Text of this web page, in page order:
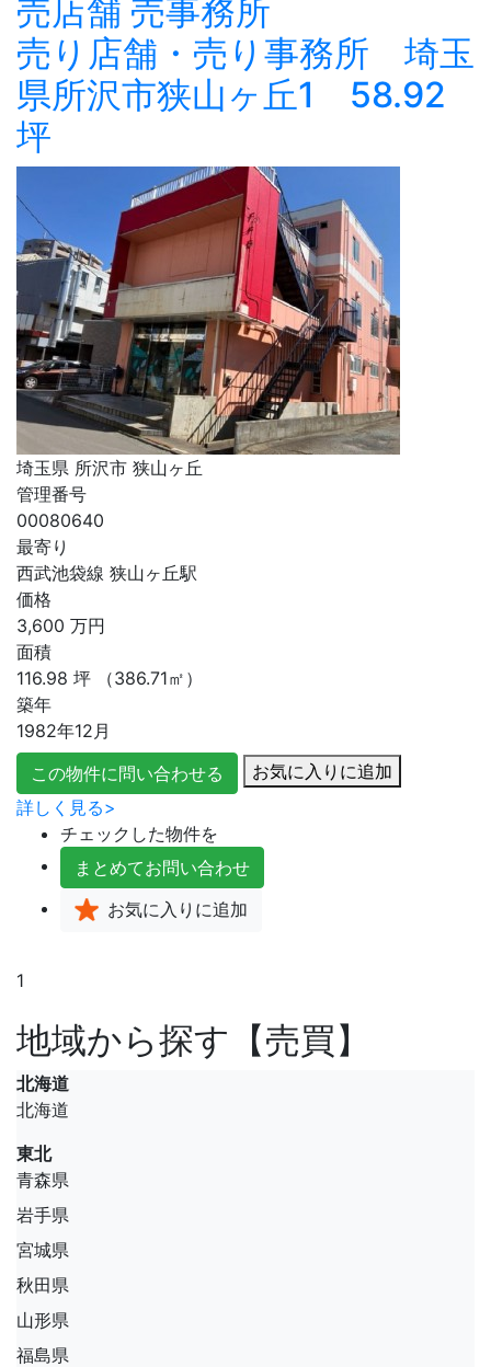
売店舗 売事務所
売り店舗・売り事務所 埼玉
県所沢市狭山ヶ丘1 58.92
坪
埼玉県 所沢市 狭山ヶ丘
管理番号
00080640
最寄り
西武池袋線 狭山ヶ丘駅
価格
3,600 万円
面積
116.98 坪 （386.71㎡）
築年
1982年12月
この物件に問い合わせる
お気に入りに追加
詳しく見る>
チェックした物件を
まとめてお問い合わせ
お気に入り に追加
1
地域から探す【売買】
北海道
北海道
東北
青森県
岩手県
宮城県
秋田県
山形県
福島県